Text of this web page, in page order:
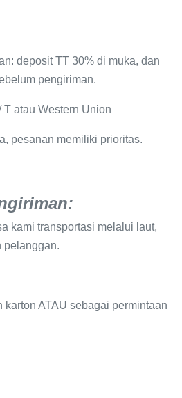
deposit TT 30% di muka, dan
pengiriman.
T atau Western Union
pesanan memiliki prioritas.
kami transportasi melalui laut,
pelanggan.
karton ATAU sebagai permintaan